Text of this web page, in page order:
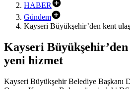
HABER
Gündem
Kayseri Büyükşehir’den kent
Kayseri Büyükşehir’den
yeni hizmet
Kayseri Büyükşehir Belediye Başkanı